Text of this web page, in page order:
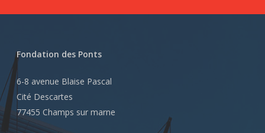
Fondation des Ponts
6-8 avenue Blaise Pascal
Cité Descartes
77455 Champs sur marne